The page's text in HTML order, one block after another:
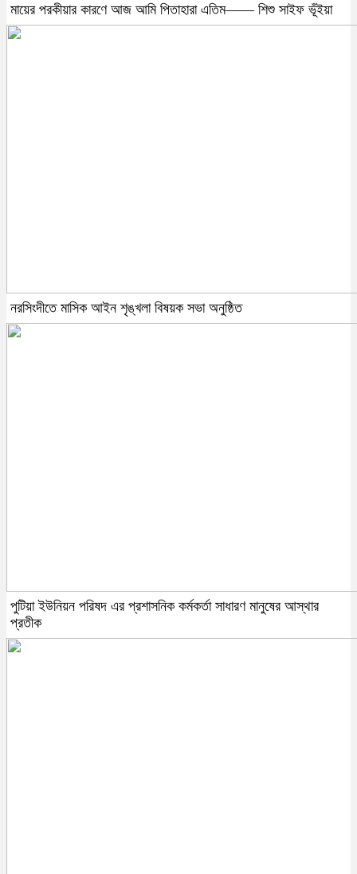
মায়ের পরকীয়ার কারণে আজ আমি পিতাহারা এতিম—— শিশু সাইফ ভূঁইয়া
নরসিংদীতে মাসিক আইন শৃঙ্খলা বিষয়ক সভা অনুষ্ঠিত
পুটিয়া ইউনিয়ন পরিষদ এর প্রশাসনিক কর্মকর্তা সাধারণ মানুষের আস্থার
প্রতীক